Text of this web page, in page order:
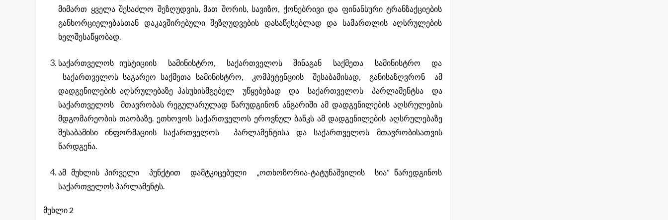
მიმართ ყველა შესაძლო შეზღუდვის, მათ შორის, სავიზო, ქონებრივი და ფინანსური ტრანზაქციების
განხორციელებასთან დაკავშირებული შეზღუდვების დასაწესებლად და სამართლის აღსრულების
ხელშესაწყობად.
საქართველოს იუსტიციის სამინისტრო, საქართველოს შინაგან საქმეთა სამინისტრო და
საქართველოს საგარეო საქმეთა სამინისტრო, კომპეტენციის შესაბამისად, განისაზღვრონ ამ
დადგენილების აღსრულებაზე პასუხისმგებელ უწყებებად და საქართველოს პარლამენტსა და
საქართველოს მთავრობას რეგულარულად წარუდგინონ ანგარიში ამ დადგენილების აღსრულების
მდგომარეობის თაობაზე. ეთხოვოს საქართველოს ეროვნულ ბანკს ამ დადგენილების აღსრულებაზე
შესაბამისი ინფორმაციის საქართველოს პარლამენტისა და საქართველოს მთავრობისათვის
წარდგენა.
ამ მუხლის პირველი პუნქტით დამტკიცებული „ოთხოზორია-ტატუნაშვილის სია“ წარედგინოს
საქართველოს პარლამენტს.
მუხლი 2